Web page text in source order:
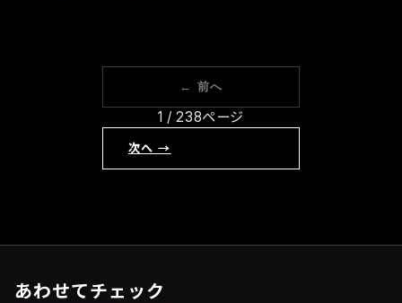
← 前へ
1 / 238ページ
次へ →
あわせてチェック